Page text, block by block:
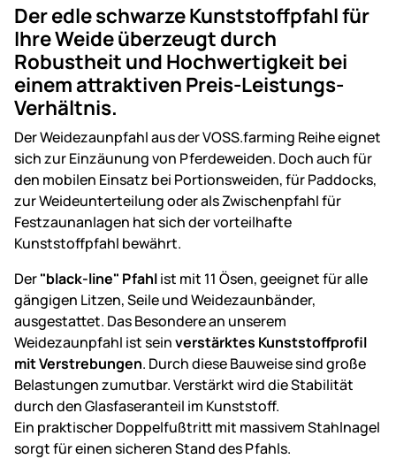
Der edle schwarze Kunststoffpfahl für
Ihre Weide überzeugt durch
Robustheit und Hochwertigkeit bei
einem attraktiven Preis-Leistungs-
Verhältnis.
Der Weidezaunpfahl aus der VOSS.farming Reihe eignet
sich zur Einzäunung von Pferdeweiden. Doch auch für
den mobilen Einsatz bei Portionsweiden, für Paddocks,
zur Weideunterteilung oder als Zwischenpfahl für
Festzaunanlagen hat sich der vorteilhafte
Kunststoffpfahl bewährt.
Der"black-line" Pfahlist mit 11 Ösen, geeignet für alle
gängigen Litzen, Seile und Weidezaunbänder,
ausgestattet. Das Besondere an unserem
Weidezaunpfahl ist seinverstärktes Kunststoffprofil
mit Verstrebungen. Durch diese Bauweise sind große
Belastungen zumutbar. Verstärkt wird die Stabilität
durch den Glasfaseranteil im Kunststoff.
Ein praktischer Doppelfußtritt mit massivem Stahlnagel
sorgt für einen sicheren Stand des Pfahls.